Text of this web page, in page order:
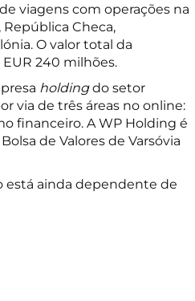
viagens com operações na
República Checa,
O valor total da
240 milhões.
holdingdo setor
via de três áreas no online:
financeiro. A WP Holding é
de Valores de Varsóvia
está ainda dependente de